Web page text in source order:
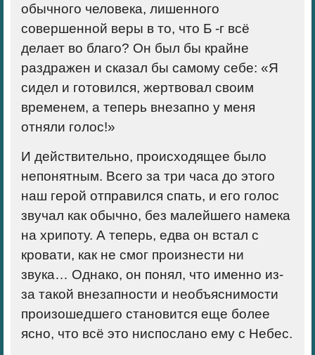
обычного человека, лишенного
совершенной веры в то, что Б -г всё
делает во благо? Он был бы крайне
раздражен и сказал бы самому себе: «Я
сидел и готовился, жертвовал своим
временем, а теперь внезапно у меня
отняли голос!»
И действительно, происходящее было
непонятным. Всего за три часа до этого
наш герой отправился спать, и его голос
звучал как обычно, без малейшего намека
на хрипоту. А теперь, едва он встал с
кровати, как не смог произнести ни
звука… Однако, он понял, что именно из-
за такой внезапности и необъяснимости
произошедшего становится еще более
ясно, что всё это ниспослано ему с Небес.